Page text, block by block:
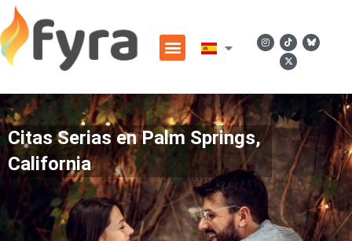
Citas Serias en Palm Springs,
California